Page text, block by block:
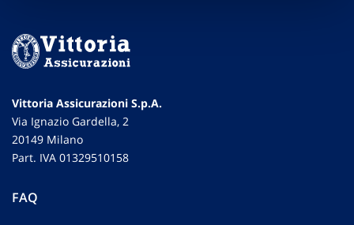
Vittoria Assicurazioni S.p.A.
Via Ignazio Gardella, 2
20149 Milano
Part. IVA 01329510158
FAQ